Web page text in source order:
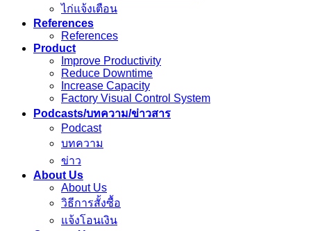
ไก่แจ้งเตือน
References
References
Product
Improve Productivity
Reduce Downtime
Increase Capacity
Factory Visual Control System
Podcasts/บทความ/ข่าวสาร
Podcast
บทความ
ข่าว
About Us
About Us
วิธีการสั้งซื้อ
แจ้งโอนเงิน